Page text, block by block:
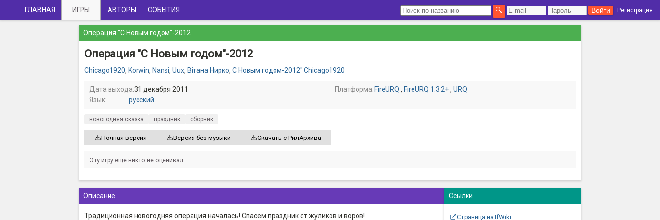
Регистрация
ГЛАВНАЯ ИГРЫ АВТОРЫ СОБЫТИЯ
Операция "С Новым годом"-2012
Операция "С Новым годом"-2012
Chicago1920, Korwin, Nansi, Uux, Вiтана Нирко, С Новым годом-2012" Chicago1920
Дата выхода:31 декабря 2011 Платформа:FireURQ , FireURQ 1.3.2+, URQ
Язык:
русский
новогодняя сказка праздник сборник
Полная версия Версия без музыки Скачать с РилАрхива
Эту игру ещё никто не оценивал.
Описание
Традиционная новогодняя операция началась! Спасем праздник от жуликов и воров!
Ссылки
Страница на IfWiki